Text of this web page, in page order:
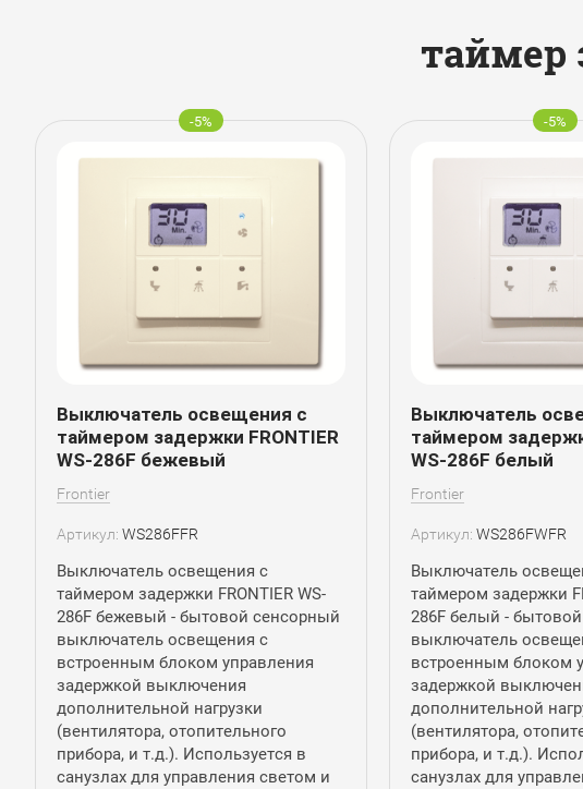
-5%
Выключатель освещения с
таймером задержки FRONTIER
WS-286F бежевый
Frontier
Артикул: WS286FFR
Выключатель освещения с
таймером задержки FRONTIER WS-
286F бежевый - бытовой сенсорный
выключатель освещения с
встроенным блоком управления
задержкой выключения
дополнительной нагрузки
(вентилятора, отопительного
прибора, и т.д.). Используется в
санузлах для управления светом и
-5%
Выключатель
таймером
WS-286F белый
Frontier
Артикул: WS286FWFR
Выключатель
таймером задержки
286F белый -
выключатель
встроенным блоком
задержкой
дополнительной
(вентилятора,
прибора, и т.д.).
санузлах для